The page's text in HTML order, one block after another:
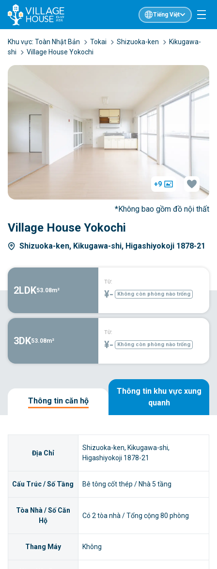
Tiếng Việt
Khu vực: Toàn Nhật Bản Tokai Shizuoka-ken
Kikugawa-
shi
Village House Yokochi
Village House Yokochi
Shizuoka-ken, Kikugawa-shi, Higashiyokoji 1878-21
+9
*Không bao gồm đồ nội thất
2LDK53.08m²
TỪ:
¥- Không còn phòng nào trống
3DK53.08m²
TỪ:
¥- Không còn phòng nào trống
Thông tin căn hộ
Thông tin khu vực xung
quanh
Địa Chỉ
Shizuoka-ken, Kikugawa-shi,
Higashiyokoji 1878-21
Cấu Trúc / Số Tầng Bê tông cốt thép / Nhà 5 tầng
Tòa Nhà / Số Căn
Hộ
Có 2 tòa nhà / Tổng cộng 80 phòng
Thang Máy Không